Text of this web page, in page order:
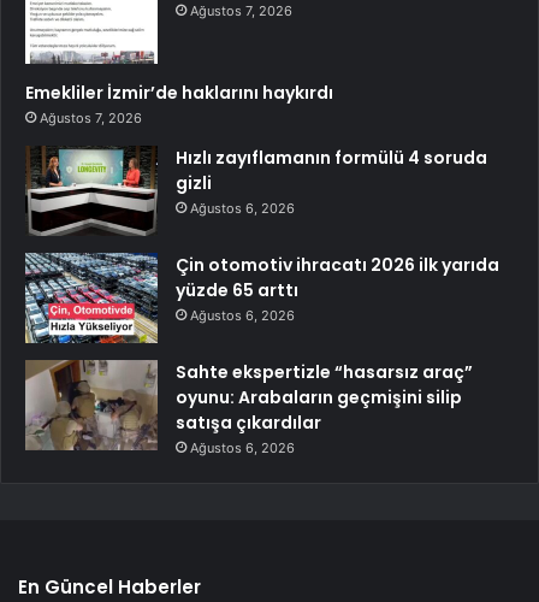
Ağustos 7, 2026
Emekliler İzmir’de haklarını haykırdı
Ağustos 7, 2026
Hızlı zayıflamanın formülü 4 soruda
gizli
Ağustos 6, 2026
Çin otomotiv ihracatı 2026 ilk yarıda
yüzde 65 arttı
Ağustos 6, 2026
Sahte ekspertizle “hasarsız araç”
oyunu: Arabaların geçmişini silip
satışa çıkardılar
Ağustos 6, 2026
En Güncel Haberler